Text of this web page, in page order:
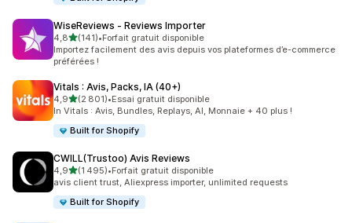
WiseReviews ‑ Reviews Importer
4,8étoile(s) sur 5
(141)
141 avis au total
•Forfait gratuit disponible
Importez facilement des avis depuis vos plateformes d’e-commerce
préférées !
Vitals : Avis, Packs, IA (40+)
4,9étoile(s) sur 5
(2 801)
2801 avis au total
•Essai gratuit disponible
In Vitals : Avis, Bundles, Replays, AI, Monnaie + 40 plus !
Built for Shopify
CWILL(Trustoo) Avis Reviews
4,9étoile(s) sur 5
(1 495)
1495 avis au total
•Forfait gratuit disponible
avis client trust, Aliexpress importer, unlimited requests
Built for Shopify